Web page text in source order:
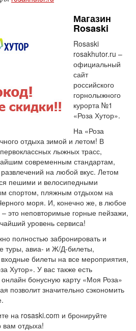
Магазин
Rosaski
Rosaski
rosakhutor.ru –
официальный
сайт
российского
горнолыжного
курорта №1
«Роза Хутор».
На «Роза
отдыха зимой и летом! В
лыжных трасс,
современным стандартам,
на любой вкус. Летом
пешими и велосипедными
спортом, пляжным отдыхом на
моря. И, конечно же, в любое
это неповторимые горные пейзажи,
уровень сервиса!
полностью забронировать и
туры, авиа- и Ж/Д-билеты,
билеты на все мероприятия,
Хутор». У вас также есть
бонусную карту «Моя Роза»
позволит значительно сэкономить
на rosaski.com и бронируйте
вам отдыха!